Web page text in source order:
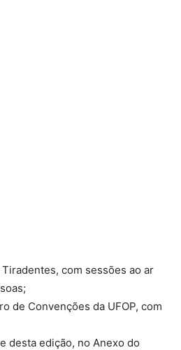
Tiradentes, com sessões ao ar
de Convenções da UFOP, com
desta edição, no Anexo do